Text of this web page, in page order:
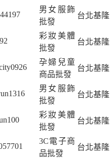
男女服飾
批發
台北基隆
彩妝美體
批發
台北基隆
孕婦兒童
商品批發
台北基隆
男女服飾
批發
台北基隆
彩妝美體
批發
台北基隆
3C電子商
品批發
台北基隆